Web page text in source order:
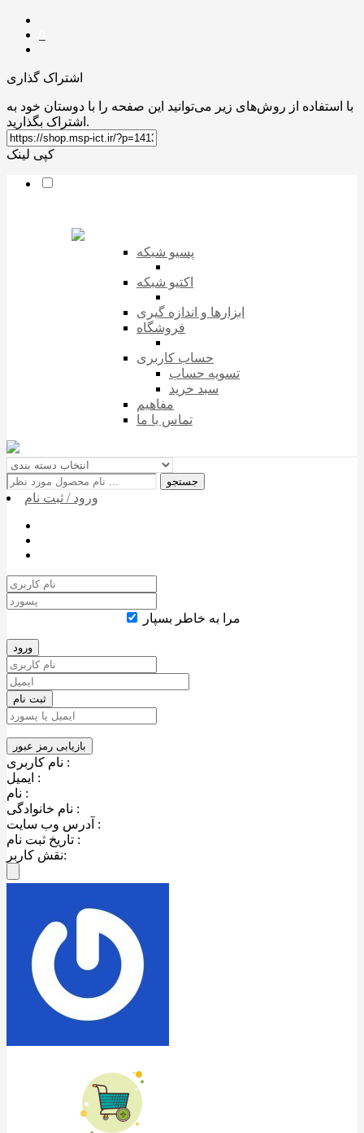
اشتراک گذاری
با استفاده از روش‌های زیر می‌توانید این صفحه را با دوستان خود به
اشتراک بگذارید.
کپی لینک
پسیو شبکه
اکتیو شبکه
ابزارها و اندازه گیری
فروشگاه
حساب کاربری
تسویه حساب
سبد خرید
مفاهیم
تماس با ما
جستجو
ورود / ثبت نام
مرا به خاطر بسپار
نام کاربری :
ایمیل :
نام :
نام خانوادگی :
آدرس وب سایت :
تاریخ ثبت نام :
نقش کاربر: